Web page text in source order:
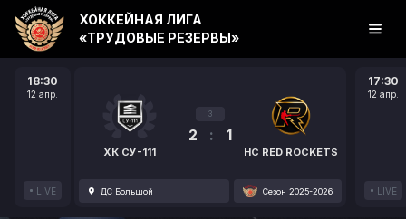
18:30
12 апр.
LIVE
ХК СУ-111
3
2 : 1
HC RED ROCKETS
ДС Большой Сезон 2025-2026
17:30
12 апр.
LIVE
ХОККЕЙНАЯ ЛИГА
«ТРУДОВЫЕ РЕЗЕРВЫ»